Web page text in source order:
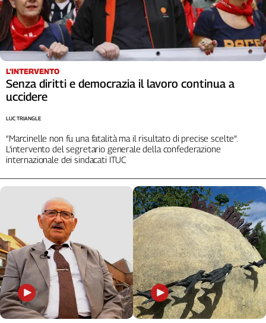
L'Italia
nel
Lavoro
Territori
Abruzzo-
Molise
Adige
Basilicata
Calabria
Emilia-
Giulia
Lazio
Liguria
Lombardia
Marche
Piemonte
L'INTERVENTO
Senza diritti e democrazia il lavoro continua a
uccidere
“Marcinelle non fu una fatalità ma il risultato di precise scelte”.
L’intervento del segretario generale della confederazione
internazionale dei sindacati ITUC
LUC TRIANGLE